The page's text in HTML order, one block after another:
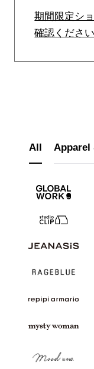
期間限定シ
確認ください
All Apparel